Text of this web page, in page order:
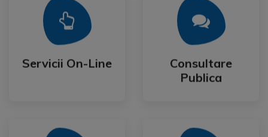
Servicii On-Line
Servicii On-Line
Mai Mult
Consultare
Publica
Consultare
Publica
Mai Mult